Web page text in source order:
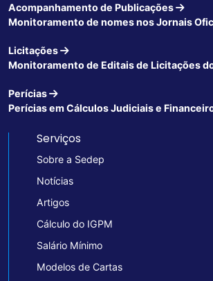
Acompanhamento de Publicações
Monitoramento de nomes nos Jornais
Licitações
Monitoramento de Editais de Licitações
Perícias
Perícias em Cálculos Judiciais e
Serviços
Sobre a Sedep
Notícias
Artigos
Cálculo do IGPM
Salário Mínimo
Modelos de Cartas